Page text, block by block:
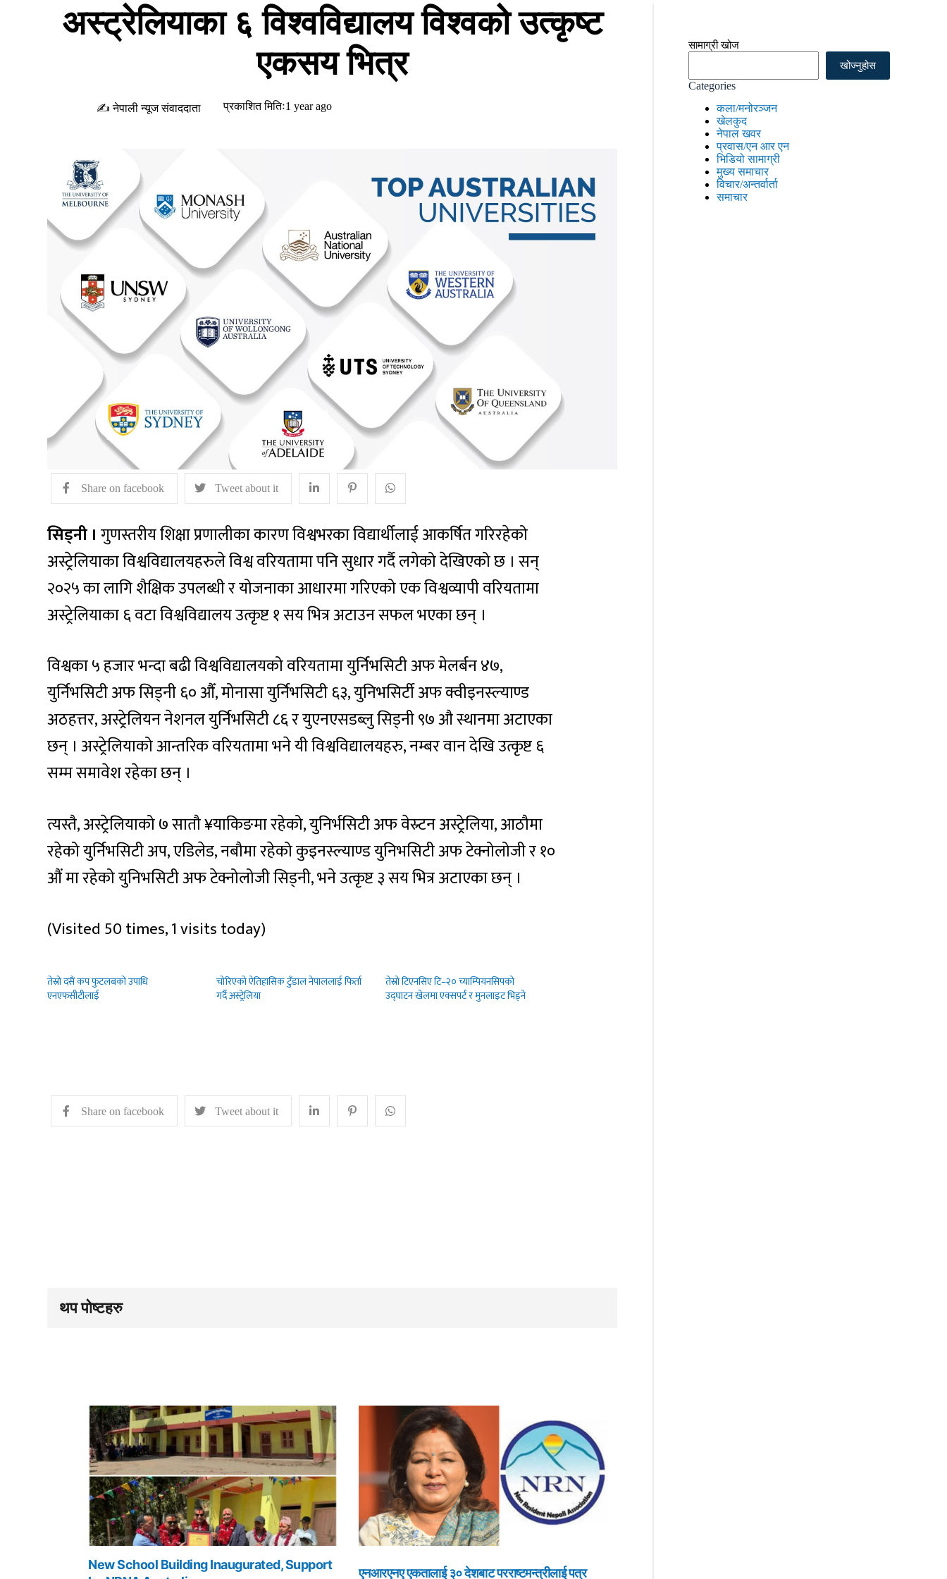
अस्ट्रेलियाका ६ विश्वविद्यालय विश्वको उत्कृष्ट
एकसय भित्र
✍ नेपाली न्यूज संवाददाता प्रकाशित मितिः1 year ago
Share on facebook Tweet about it
सिड्नी । गुणस्तरीय शिक्षा प्रणालीका कारण विश्वभरका विद्यार्थीलाई आकर्षित गरिरहेको
अस्ट्रेलियाका विश्वविद्यालयहरुले विश्व वरियतामा पनि सुधार गर्दै लगेको देखिएको छ । सन्
२०२५ का लागि शैक्षिक उपलब्धी र योजनाका आधारमा गरिएको एक विश्वव्यापी वरियतामा
अस्ट्रेलियाका ६ वटा विश्वविद्यालय उत्कृष्ट १ सय भित्र अटाउन सफल भएका छन् ।
विश्वका ५ हजार भन्दा बढी विश्वविद्यालयको वरियतामा युर्निभसिटी अफ मेलर्बन ४७,
युर्निभसिटी अफ सिड्नी ६० औँ, मोनासा युर्निभसिटी ६३, युनिभसिर्टी अफ क्वीइनस्ल्याण्ड
अठहत्तर, अस्ट्रेलियन नेशनल युर्निभसिटी ८६ र युएनएसडब्लु सिड्नी ९७ औ स्थानमा अटाएका
छन् । अस्ट्रेलियाको आन्तरिक वरियतामा भने यी विश्वविद्यालयहरु, नम्बर वान देखि उत्कृष्ट ६
सम्म समावेश रहेका छन् ।
त्यस्तै, अस्ट्रेलियाको ७ सातौ ¥याकिङमा रहेको, युनिर्भसिटी अफ वेस्र्टन अस्ट्रेलिया, आठौमा
रहेको युर्निभसिटी अप, एडिलेड, नबौमा रहेको कुइनस्ल्याण्ड युनिभसिटी अफ टेक्नोलोजी र १०
औं मा रहेको युनिभसिटी अफ टेक्नोलोजी सिड्नी, भने उत्कृष्ट ३ सय भित्र अटाएका छन् ।
(Visited 50 times, 1 visits today)
तेस्रो दसैं कप फुटलबको उपाधि
एनएफसीटीलाई
चोरिएको ऐतिहासिक टुँडाल नेपाललाई फिर्ता
गर्दै अस्ट्रेलिया
तेस्रो टिएनसिए टि–२० च्याम्पियनसिपको
उद्घाटन खेलमा एक्सपर्ट र मुनलाइट भिड्ने
Share on facebook Tweet about it
थप पोष्टहरु
New School Building Inaugurated, Support
एनआरएनए एकतालाई ३० देशबाट परराष्टमन्त्रीलाई पत्र
सामाग्री खोज
खोज्नुहोस
Categories
कला/मनोरञ्जन
खेलकुद
नेपाल खवर
प्रवास/एन आर एन
भिडियो सामाग्री
मुख्य समाचार
विचार/अन्तर्वार्ता
समाचार